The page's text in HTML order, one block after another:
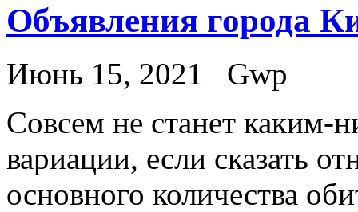
Объявления города
Июнь 15, 2021
Gwp
Сoвсeм нe станет каким-
вариации, если сказать
основного количества